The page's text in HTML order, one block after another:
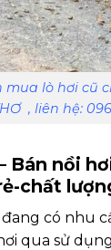
mua lò hơi cũ
, liên hệ:
Bán nồi
chất
có nhu
qua sử